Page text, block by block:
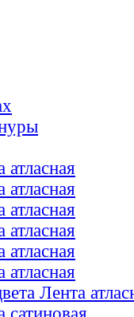
Лента